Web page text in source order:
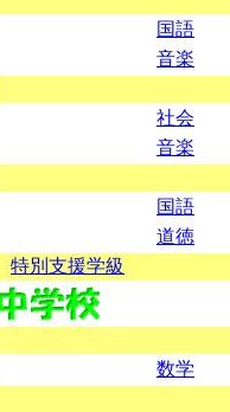
国語
音楽
社会
音楽
国語
道徳
特別支援学級
数学